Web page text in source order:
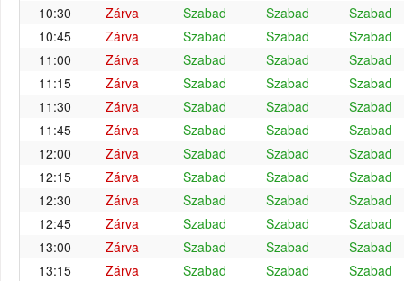
10:30
Zárva Szabad Szabad
Szabad
10:45
Zárva Szabad Szabad
Szabad
11:00
Zárva Szabad Szabad
Szabad
11:15
Zárva Szabad Szabad
Szabad
11:30
Zárva Szabad Szabad
Szabad
11:45
Zárva Szabad Szabad
Szabad
12:00
Zárva Szabad Szabad
Szabad
12:15
Zárva Szabad Szabad
Szabad
12:30
Zárva Szabad Szabad
Szabad
12:45
Zárva Szabad Szabad
Szabad
13:00
Zárva Szabad Szabad
Szabad
13:15
Zárva Szabad Szabad
Szabad